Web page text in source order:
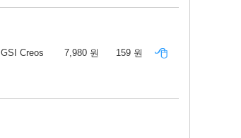
GSI Creos 7,980 원 159 원